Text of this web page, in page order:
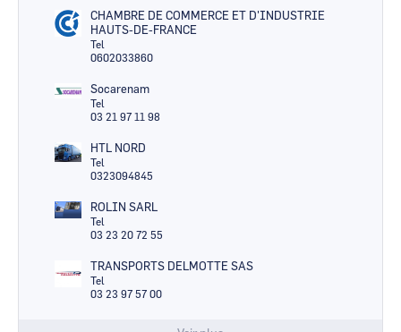
CHAMBRE DE COMMERCE ET D'INDUSTRIE
HAUTS-DE-FRANCE
Tel
0602033860
Socarenam
Tel
03 21 97 11 98
HTL NORD
Tel
0323094845
ROLIN SARL
Tel
03 23 20 72 55
TRANSPORTS DELMOTTE SAS
Tel
03 23 97 57 00